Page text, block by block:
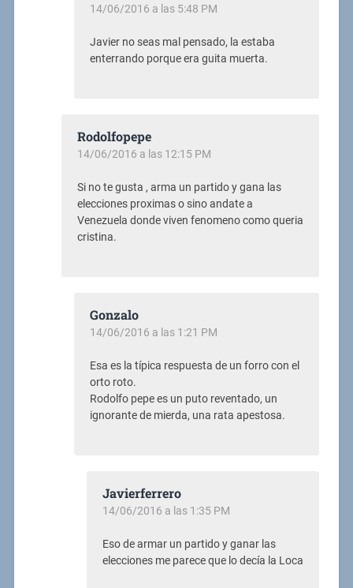
14/06/2016 a las 5:48 PM
Javier no seas mal pensado, la estaba
enterrando porque era guita muerta.
Rodolfopepe
14/06/2016 a las 12:15 PM
Si no te gusta , arma un partido y gana las
elecciones proximas o sino andate a
Venezuela donde viven fenomeno como queria
cristina.
Gonzalo
14/06/2016 a las 1:21 PM
Esa es la típica respuesta de un forro con el
orto roto.
Rodolfo pepe es un puto reventado, un
ignorante de mierda, una rata apestosa.
Javierferrero
14/06/2016 a las 1:35 PM
Eso de armar un partido y ganar las
elecciones me parece que lo decía la Loca